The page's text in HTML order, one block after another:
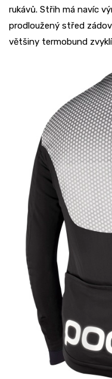
rukávů. Střih má navíc
prodloužený střed
většiny termobund